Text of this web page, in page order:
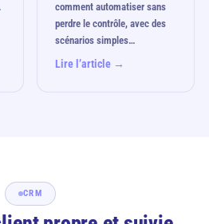
comment automatiser sans
perdre le contrôle, avec des
scénarios simples…
Lire l’article →
CRM